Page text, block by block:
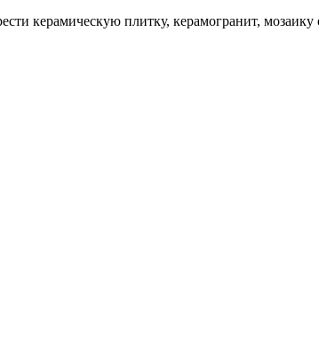
керамическую плитку, керамогранит,